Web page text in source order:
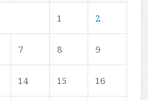
1 2
7 8 9
14 15 16